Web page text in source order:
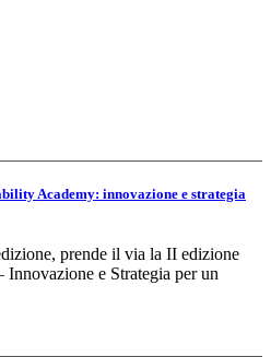
Academy: innovazione e strategia
prende il via la II edizione
e Strategia per un